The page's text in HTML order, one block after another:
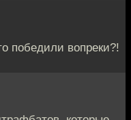
победили вопреки?!